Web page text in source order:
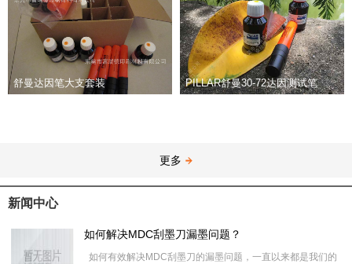
舒曼达因笔大支套装 PILLAR舒曼30-72达因测试笔
更多
新闻中心
如何解决MDC刮墨刀漏墨问题？
如何有效解决MDC刮墨刀的漏墨问题，一直以来都是我们的